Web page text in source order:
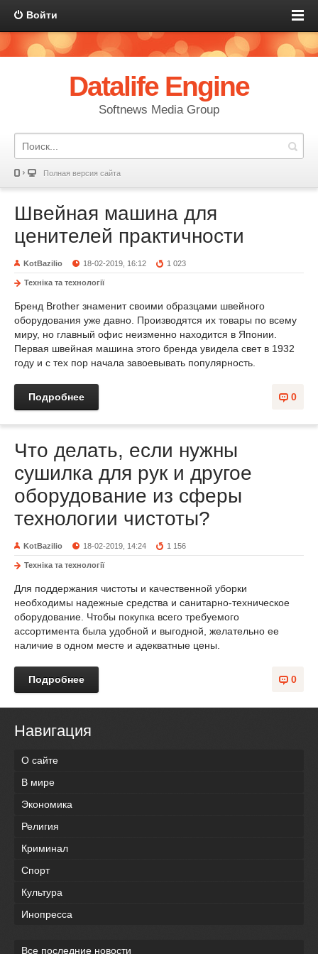
Войти
Datalife Engine
Softnews Media Group
Полная версия сайта
Швейная машина для
ценителей практичности
KotBazilio 18-02-2019, 16:12 1 023
Техніка та технології
Бренд Brother знаменит своими образцами швейного
оборудования уже давно. Производятся их товары по всему
миру, но главный офис неизменно находится в Японии.
Первая швейная машина этого бренда увидела свет в 1932
году и с тех пор начала завоевывать популярность.
0
Подробнее
Что делать, если нужны
сушилка для рук и другое
оборудование из сферы
технологии чистоты?
KotBazilio 18-02-2019, 14:24 1 156
Техніка та технології
Для поддержания чистоты и качественной уборки
необходимы надежные средства и санитарно-техническое
оборудование. Чтобы покупка всего требуемого
ассортимента была удобной и выгодной, желательно ее
наличие в одном месте и адекватные цены.
0
Подробнее
Навигация
О сайте
В мире
Экономика
Религия
Криминал
Спорт
Культура
Инопресса
Все последние новости